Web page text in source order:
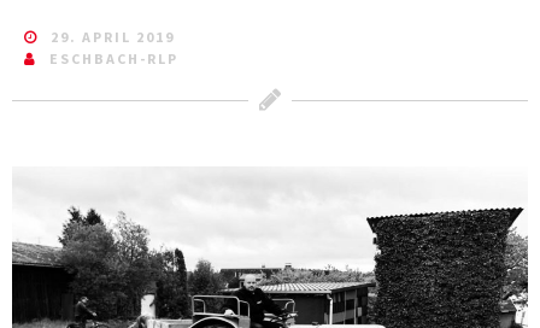
29. APRIL 2019
ESCHBACH-RLP